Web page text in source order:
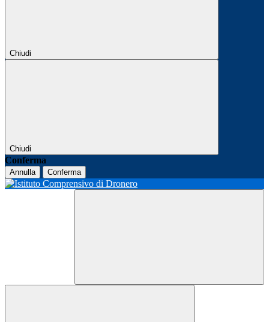
Chiudi
Chiudi
Conferma
Annulla Conferma